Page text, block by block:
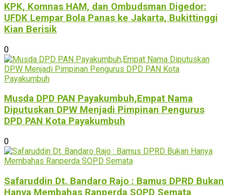
KPK, Komnas HAM, dan Ombudsman Digedor:
UFDK Lempar Bola Panas ke Jakarta, Bukittinggi
Kian Berisik
0
Musda DPD PAN Payakumbuh,Empat Nama
Diputuskan DPW Menjadi Pimpinan Pengurus
DPD PAN Kota Payakumbuh
0
Safaruddin Dt. Bandaro Rajo : Bamus DPRD Bukan
Hanya Membahas Ranperda SOPD Semata